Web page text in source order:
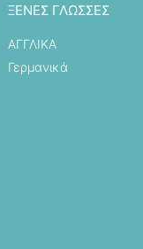
ΞΕΝΕΣ ΓΛΩΣΣΕΣ
ΑΓΓΛΙΚΑ
Γερμανικά